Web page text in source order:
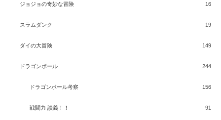
ジョジョの奇妙な冒険 16
スラムダンク 19
ダイの大冒険 149
ドラゴンボール 244
ドラゴンボール考察 156
戦闘力 談義！！ 91